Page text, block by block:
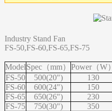
Industry Stand Fan
FS-50,FS-60,FS-65,FS-75
ModelSpec（mm） Power（W）
FS-50
500(20") 130
FS-60
600(24") 150
FS-65
650(26") 230
FS-75
750(30") 350